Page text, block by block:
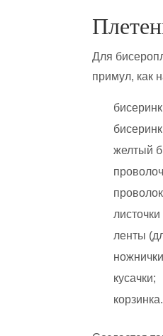
Для
примул, как
желтый
ленты
кусачки;
корзинка.